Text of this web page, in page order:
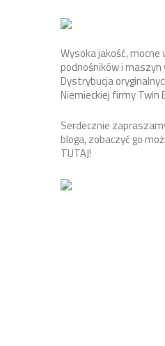
Wysoka jakość, mocne
podnośników i
Dystrybucja
Niemieckiej firmy Twin
Serdecznie
bloga, zobaczyć go
TUTAJ!